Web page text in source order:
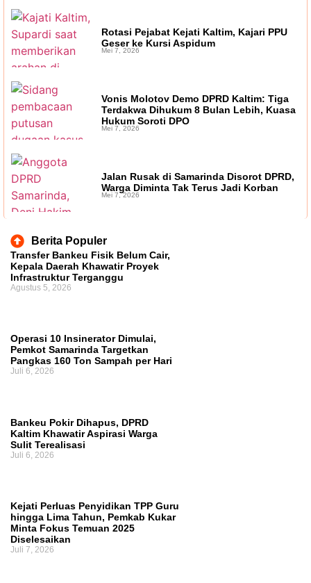
Perjuangan Tambahan TKD Harus Ditopang
Gubernur Kaltim Belum Dijadwalkan Ulang,
DPRD Masih Tunggu Proses Administrasi
Rotasi Pejabat Kejati Kaltim, Kajari PPU
Geser ke Kursi Aspidum
Mei 7, 2026
Vonis Molotov Demo DPRD Kaltim: Tiga
Terdakwa Dihukum 8 Bulan Lebih, Kuasa
Hukum Soroti DPO
Mei 7, 2026
Jalan Rusak di Samarinda Disorot DPRD,
Warga Diminta Tak Terus Jadi Korban
Mei 7, 2026
Berita Populer
Transfer Bankeu Fisik Belum Cair,
Kepala Daerah Khawatir Proyek
Infrastruktur Terganggu
Agustus 5, 2026
Operasi 10 Insinerator Dimulai,
Pemkot Samarinda Targetkan
Pangkas 160 Ton Sampah per Hari
Juli 6, 2026
Bankeu Pokir Dihapus, DPRD
Kaltim Khawatir Aspirasi Warga
Sulit Terealisasi
Juli 6, 2026
Kejati Perluas Penyidikan TPP Guru
hingga Lima Tahun, Pemkab Kukar
Minta Fokus Temuan 2025
Diselesaikan
Juli 7, 2026